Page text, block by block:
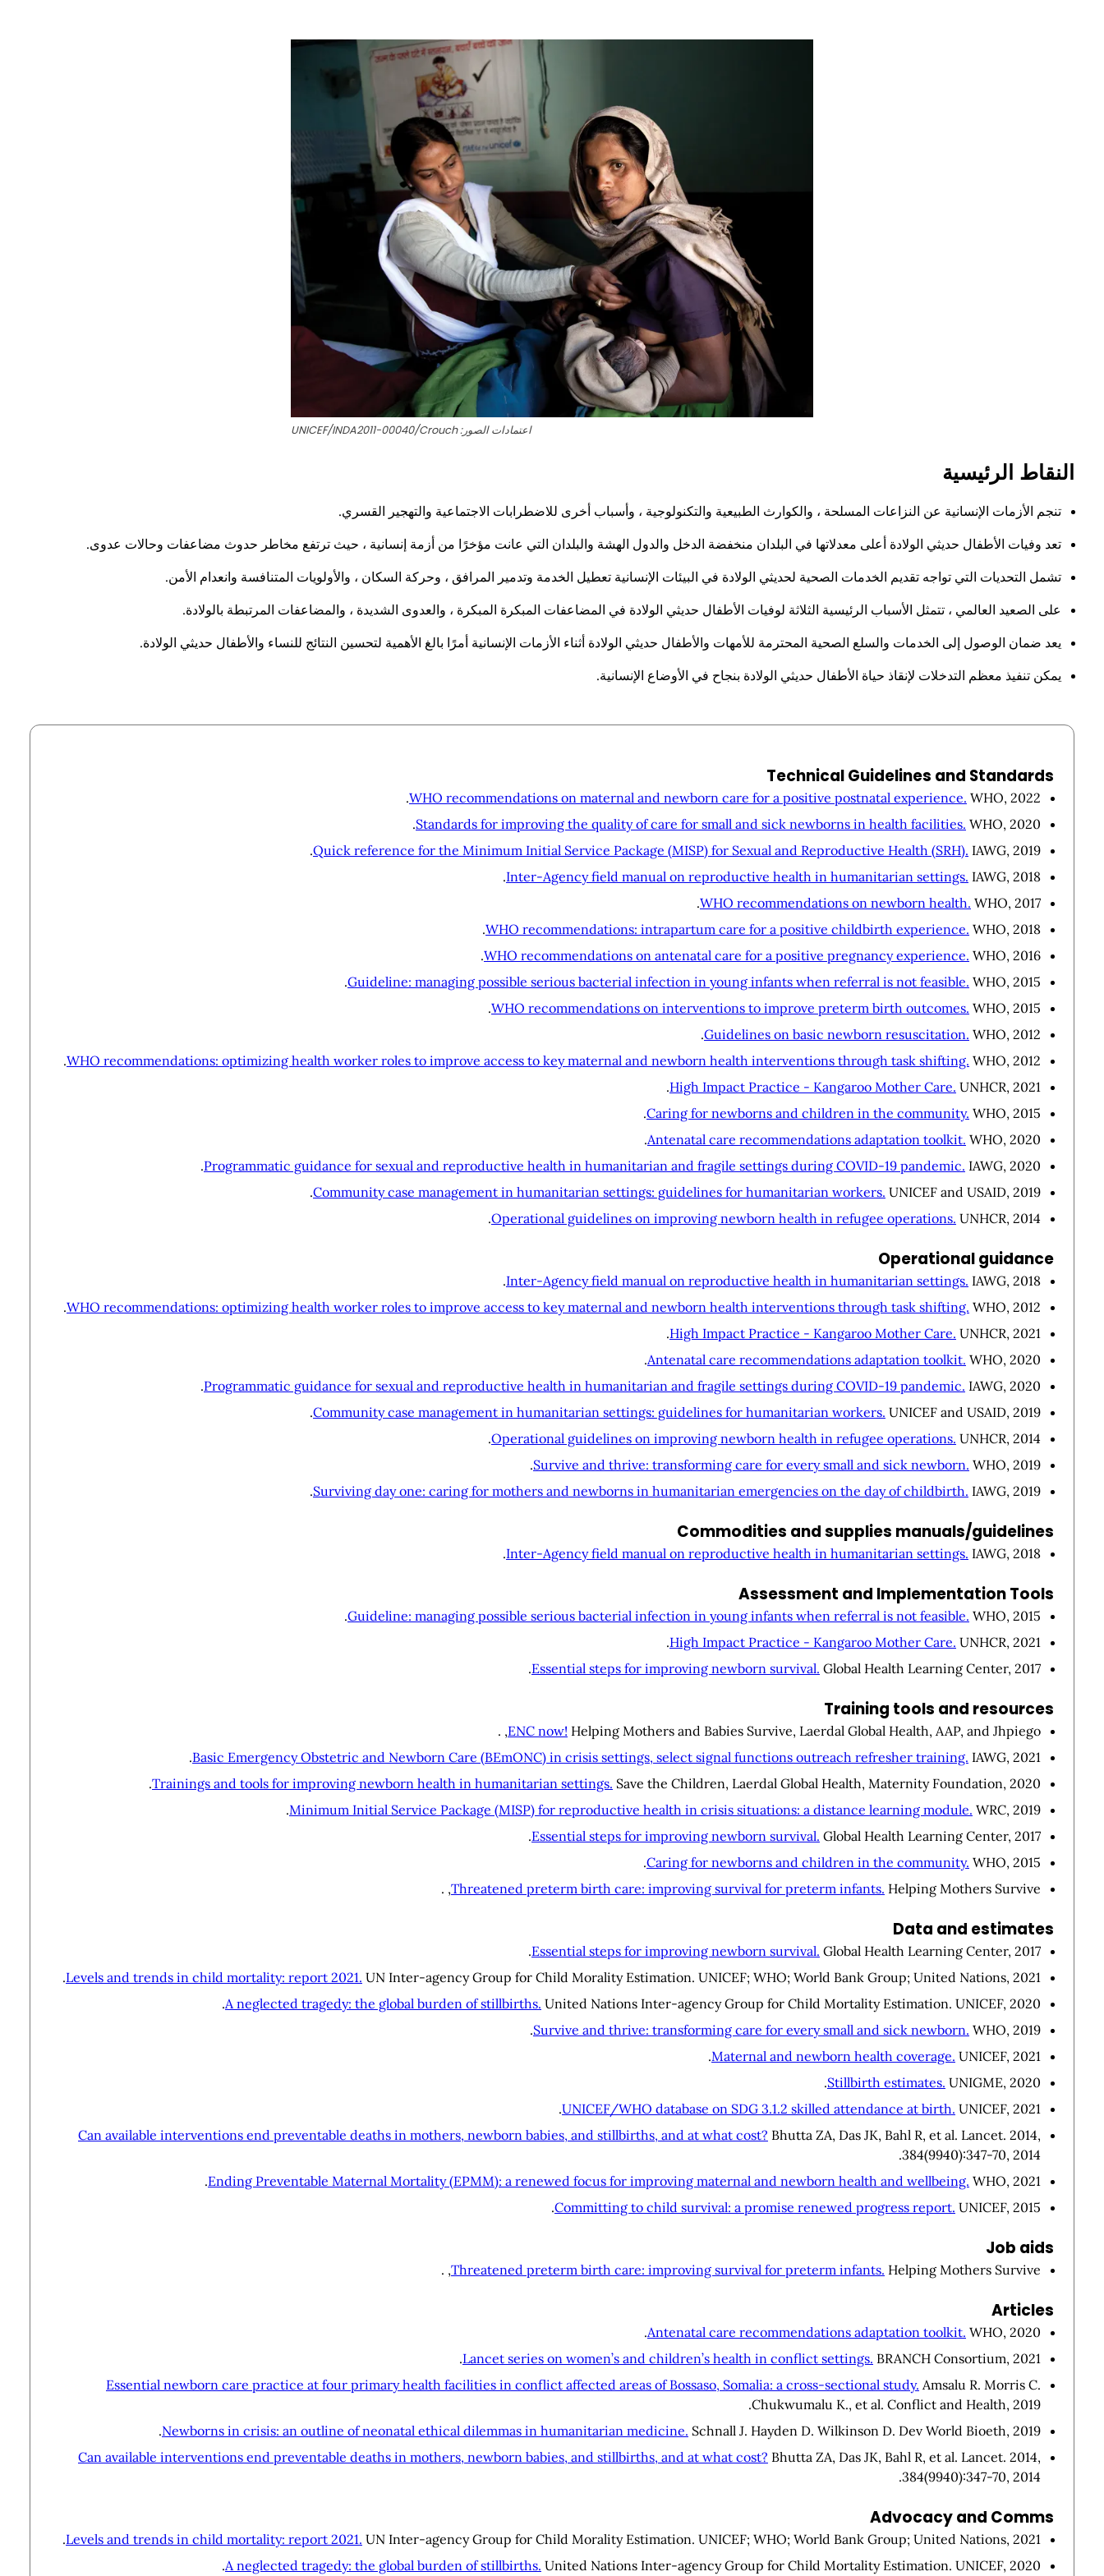
اعتمادات الصور: UNICEF/INDA2011-00040/Crouch
النقاط الرئيسية
تنجم الأزمات الإنسانية عن النزاعات المسلحة ، والكوارث الطبيعية والتكنولوجية ، وأسباب أخرى للاضطرابات الاجتماعية والتهجير القسري.
تعد وفيات الأطفال حديثي الولادة أعلى معدلاتها في البلدان منخفضة الدخل والدول الهشة والبلدان التي عانت مؤخرًا من أزمة إنسانية ، حيث ترتفع مخاطر حدوث مضاعفات وحالات عدوى.
تشمل التحديات التي تواجه تقديم الخدمات الصحية لحديثي الولادة في البيئات الإنسانية تعطيل الخدمة وتدمير المرافق ، وحركة السكان ، والأولويات المتنافسة وانعدام الأمن.
على الصعيد العالمي ، تتمثل الأسباب الرئيسية الثلاثة لوفيات الأطفال حديثي الولادة في المضاعفات المبكرة المبكرة ، والعدوى الشديدة ، والمضاعفات المرتبطة بالولادة.
يعد ضمان الوصول إلى الخدمات والسلع الصحية المحترمة للأمهات والأطفال حديثي الولادة أثناء الأزمات الإنسانية أمرًا بالغ الأهمية لتحسين النتائج للنساء والأطفال حديثي الولادة.
يمكن تنفيذ معظم التدخلات لإنقاذ حياة الأطفال حديثي الولادة بنجاح في الأوضاع الإنسانية.
Technical Guidelines and Standards
WHO recommendations on maternal and newborn care for a positive postnatal experience. WHO, 2022.
Standards for improving the quality of care for small and sick newborns in health facilities. WHO, 2020.
Quick reference for the Minimum Initial Service Package (MISP) for Sexual and Reproductive Health (SRH). IAWG, 2019.
Inter-Agency field manual on reproductive health in humanitarian settings. IAWG, 2018.
WHO recommendations on newborn health. WHO, 2017.
WHO recommendations: intrapartum care for a positive childbirth experience. WHO, 2018.
WHO recommendations on antenatal care for a positive pregnancy experience. WHO, 2016.
Guideline: managing possible serious bacterial infection in young infants when referral is not feasible. WHO, 2015.
WHO recommendations on interventions to improve preterm birth outcomes. WHO, 2015.
Guidelines on basic newborn resuscitation. WHO, 2012.
WHO recommendations: optimizing health worker roles to improve access to key maternal and newborn health interventions through task shifting. WHO, 2012.
High Impact Practice - Kangaroo Mother Care. UNHCR, 2021.
Caring for newborns and children in the community. WHO, 2015.
Antenatal care recommendations adaptation toolkit. WHO, 2020.
Programmatic guidance for sexual and reproductive health in humanitarian and fragile settings during COVID-19 pandemic. IAWG, 2020.
Community case management in humanitarian settings: guidelines for humanitarian workers. UNICEF and USAID, 2019.
Operational guidelines on improving newborn health in refugee operations. UNHCR, 2014.
Operational guidance
Inter-Agency field manual on reproductive health in humanitarian settings. IAWG, 2018.
WHO recommendations: optimizing health worker roles to improve access to key maternal and newborn health interventions through task shifting. WHO, 2012.
High Impact Practice - Kangaroo Mother Care. UNHCR, 2021.
Antenatal care recommendations adaptation toolkit. WHO, 2020.
Programmatic guidance for sexual and reproductive health in humanitarian and fragile settings during COVID-19 pandemic. IAWG, 2020.
Community case management in humanitarian settings: guidelines for humanitarian workers. UNICEF and USAID, 2019.
Operational guidelines on improving newborn health in refugee operations. UNHCR, 2014.
Survive and thrive: transforming care for every small and sick newborn. WHO, 2019.
Surviving day one: caring for mothers and newborns in humanitarian emergencies on the day of childbirth. IAWG, 2019.
Commodities and supplies manuals/guidelines
Inter-Agency field manual on reproductive health in humanitarian settings. IAWG, 2018.
Assessment and Implementation Tools
Guideline: managing possible serious bacterial infection in young infants when referral is not feasible. WHO, 2015.
High Impact Practice - Kangaroo Mother Care. UNHCR, 2021.
Essential steps for improving newborn survival. Global Health Learning Center, 2017.
Training tools and resources
ENC now! Helping Mothers and Babies Survive, Laerdal Global Health, AAP, and Jhpiego, .
Basic Emergency Obstetric and Newborn Care (BEmONC) in crisis settings, select signal functions outreach refresher training. IAWG, 2021.
Trainings and tools for improving newborn health in humanitarian settings. Save the Children, Laerdal Global Health, Maternity Foundation, 2020.
Minimum Initial Service Package (MISP) for reproductive health in crisis situations: a distance learning module. WRC, 2019.
Essential steps for improving newborn survival. Global Health Learning Center, 2017.
Caring for newborns and children in the community. WHO, 2015.
Threatened preterm birth care: improving survival for preterm infants. Helping Mothers Survive, .
Data and estimates
Essential steps for improving newborn survival. Global Health Learning Center, 2017.
Levels and trends in child mortality: report 2021. UN Inter-agency Group for Child Morality Estimation. UNICEF; WHO; World Bank Group; United Nations, 2021.
A neglected tragedy: the global burden of stillbirths. United Nations Inter-agency Group for Child Mortality Estimation. UNICEF, 2020.
Survive and thrive: transforming care for every small and sick newborn. WHO, 2019.
Maternal and newborn health coverage. UNICEF, 2021.
Stillbirth estimates. UNIGME, 2020.
UNICEF/WHO database on SDG 3.1.2 skilled attendance at birth. UNICEF, 2021.
Can available interventions end preventable deaths in mothers, newborn babies, and stillbirths, and at what cost? Bhutta ZA, Das JK, Bahl R, et al. Lancet. 2014,
384(9940):347-70, 2014.
Ending Preventable Maternal Mortality (EPMM): a renewed focus for improving maternal and newborn health and wellbeing. WHO, 2021.
Committing to child survival: a promise renewed progress report. UNICEF, 2015.
Job aids
Threatened preterm birth care: improving survival for preterm infants. Helping Mothers Survive, .
Articles
Antenatal care recommendations adaptation toolkit. WHO, 2020.
Lancet series on women’s and children’s health in conflict settings. BRANCH Consortium, 2021.
Essential newborn care practice at four primary health facilities in conflict affected areas of Bossaso, Somalia: a cross-sectional study. Amsalu R. Morris C.
Chukwumalu K., et al. Conflict and Health, 2019.
Newborns in crisis: an outline of neonatal ethical dilemmas in humanitarian medicine. Schnall J. Hayden D. Wilkinson D. Dev World Bioeth, 2019.
Can available interventions end preventable deaths in mothers, newborn babies, and stillbirths, and at what cost? Bhutta ZA, Das JK, Bahl R, et al. Lancet. 2014,
384(9940):347-70, 2014.
Advocacy and Comms
Levels and trends in child mortality: report 2021. UN Inter-agency Group for Child Morality Estimation. UNICEF; WHO; World Bank Group; United Nations, 2021.
A neglected tragedy: the global burden of stillbirths. United Nations Inter-agency Group for Child Mortality Estimation. UNICEF, 2020.